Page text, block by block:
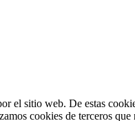
sitio web. De estas
cookies de terceros